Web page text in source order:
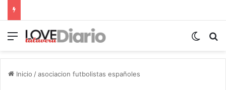
Menú
Inicio /asociacion futbolistas españoles